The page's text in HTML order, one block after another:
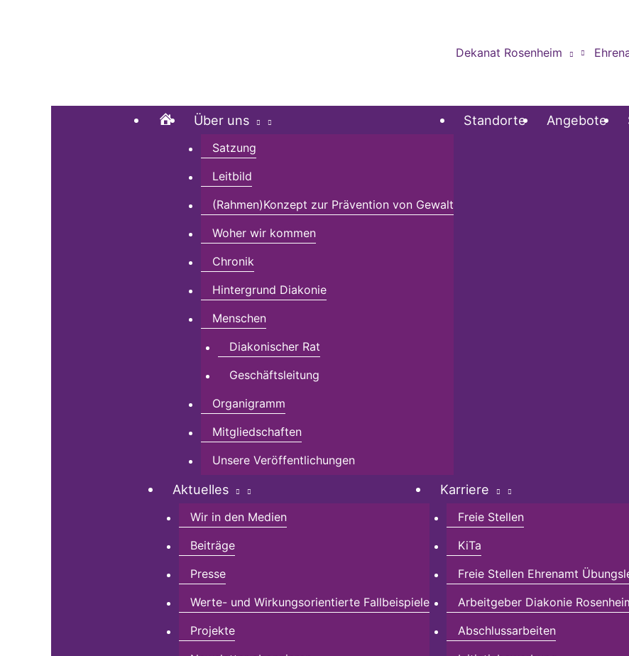
Dekanat Rosenheim
HomeÜber uns
Satzung
Leitbild
(Rahmen)Konzept zur Prävention von Gewalt
Woher wir kommen
Chronik
Hintergrund Diakonie
Menschen
Diakonischer Rat
Geschäftsleitung
Organigramm
Mitgliedschaften
Unsere Veröffentlichungen
Standorte Angebote
Aktuelles
Wir in den Medien
Beiträge
Presse
Werte- und Wirkungsorientierte Fallbeispiele
Projekte
Karriere
Freie Stellen
KiTa
Freie Stellen Ehrenamt
Arbeitgeber Diakonie
Abschlussarbeiten